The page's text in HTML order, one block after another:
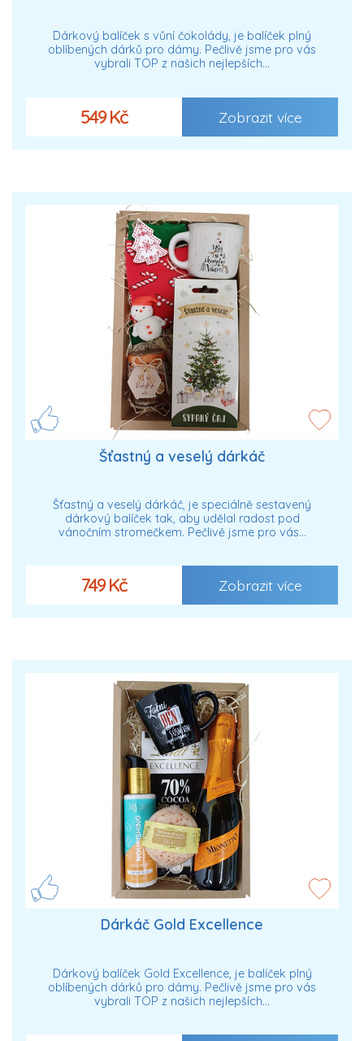
Dárkový balíček s vůní čokolády, je balíček plný
oblíbených dárků pro dámy. Pečlivě jsme pro vás
vybrali TOP z našich nejlepších…
549 Kč Zobrazit více
Šťastný a veselý dárkáč
Šťastný a veselý dárkáč, je speciálně sestavený
dárkový balíček tak, aby udělal radost pod
vánočním stromečkem. Pečlivě jsme pro vás…
749 Kč Zobrazit více
Dárkáč Gold Excellence
Dárkový balíček Gold Excellence, je balíček plný
oblíbených dárků pro dámy. Pečlivě jsme pro vás
vybrali TOP z našich nejlepších…